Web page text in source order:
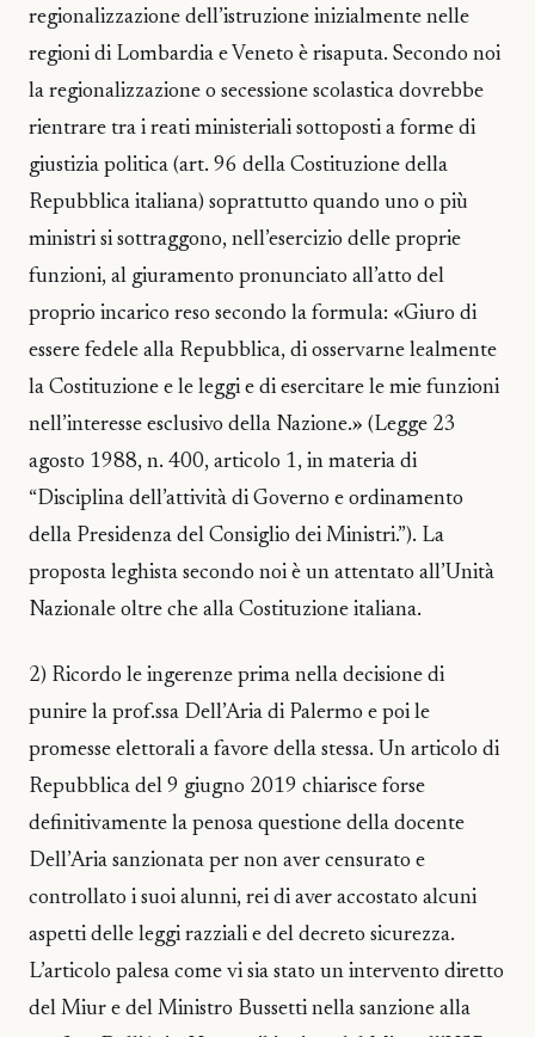
regionalizzazione dell’istruzione inizialmente nelle
regioni di Lombardia e Veneto è risaputa. Secondo noi
la regionalizzazione o secessione scolastica dovrebbe
rientrare tra i reati ministeriali sottoposti a forme di
giustizia politica (art. 96 della Costituzione della
Repubblica italiana) soprattutto quando uno o più
ministri si sottraggono, nell’esercizio delle proprie
funzioni, al giuramento pronunciato all’atto del
proprio incarico reso secondo la formula: «Giuro di
essere fedele alla Repubblica, di osservarne lealmente
la Costituzione e le leggi e di esercitare le mie funzioni
nell’interesse esclusivo della Nazione.» (Legge 23
agosto 1988, n. 400, articolo 1, in materia di
“Disciplina dell’attività di Governo e ordinamento
della Presidenza del Consiglio dei Ministri.”). La
proposta leghista secondo noi è un attentato all’Unità
Nazionale oltre che alla Costituzione italiana.
2) Ricordo le ingerenze prima nella decisione di
punire la prof.ssa Dell’Aria di Palermo e poi le
promesse elettorali a favore della stessa. Un articolo di
Repubblica del 9 giugno 2019 chiarisce forse
definitivamente la penosa questione della docente
Dell’Aria sanzionata per non aver censurato e
controllato i suoi alunni, rei di aver accostato alcuni
aspetti delle leggi razziali e del decreto sicurezza.
L’articolo palesa come vi sia stato un intervento diretto
del Miur e del Ministro Bussetti nella sanzione alla